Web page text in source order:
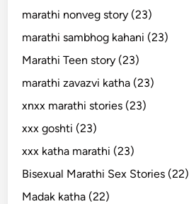
marathi nonveg story (23)
marathi sambhog kahani (23)
Marathi Teen story (23)
marathi zavazvi katha (23)
xnxx marathi stories (23)
xxx goshti (23)
xxx katha marathi (23)
Bisexual Marathi Sex Stories (22)
Madak katha (22)